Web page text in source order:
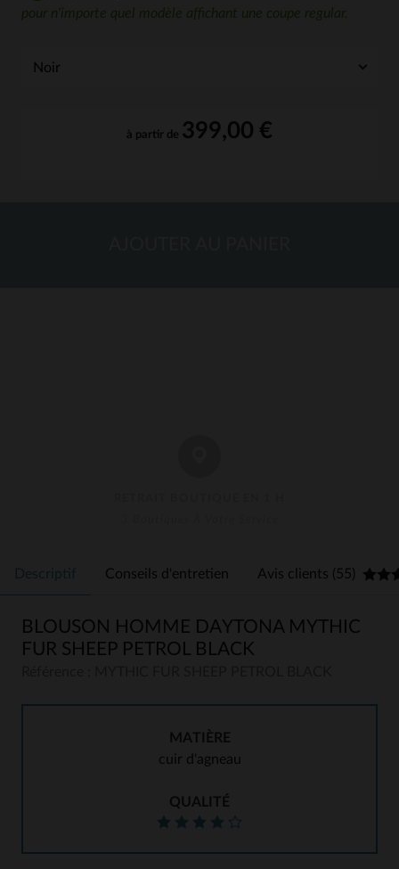
pour n'importe quel modèle affichant une coupe regular.
à partir de 399,00 €
Descriptif Conseils d'entretien Avis clients (55)
BLOUSON HOMME DAYTONA MYTHIC
FUR SHEEP PETROL BLACK
MATIÈRE
cuir d'agneau
QUALITÉ